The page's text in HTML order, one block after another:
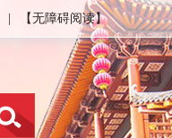
【无障碍阅读】